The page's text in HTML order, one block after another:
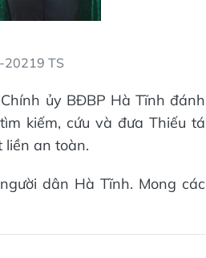
20219 TS
ủy BĐBP Hà Tĩnh đánh
kiếm, cứu và đưa Thiếu tá
liền an toàn.
dân Hà Tĩnh. Mong các